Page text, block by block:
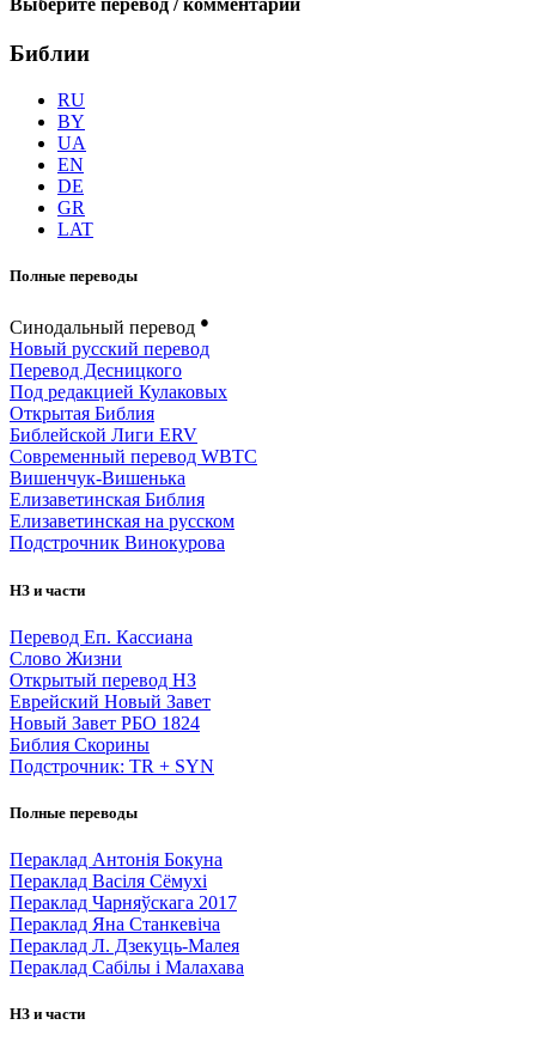
Библии
RU
BY
UA
EN
DE
GR
LAT
Полные переводы
Синодальный перевод ●
Новый русский перевод
Перевод Десницкого
Под редакцией Кулаковых
Открытая Библия
Библейской Лиги ERV
Cовременный перевод WBTC
Вишенчук-Вишенька
Елизаветинская Библия
Елизаветинская на русском
Подстрочник Винокурова
НЗ и части
Перевод Еп. Кассиана
Слово Жизни
Открытый перевод НЗ
Еврейский Новый Завет
Новый Завет РБО 1824
Библия Скорины
Подстрочник: TR + SYN
Полные переводы
Пераклад Антонія Бокуна
Пераклад Васіля Сёмухі
Пераклад Чарняўскага 2017
Пераклад Яна Станкевіча
Пераклад Л. Дзекуць-Малея
Пераклад Сабілы і Малахава
НЗ и части